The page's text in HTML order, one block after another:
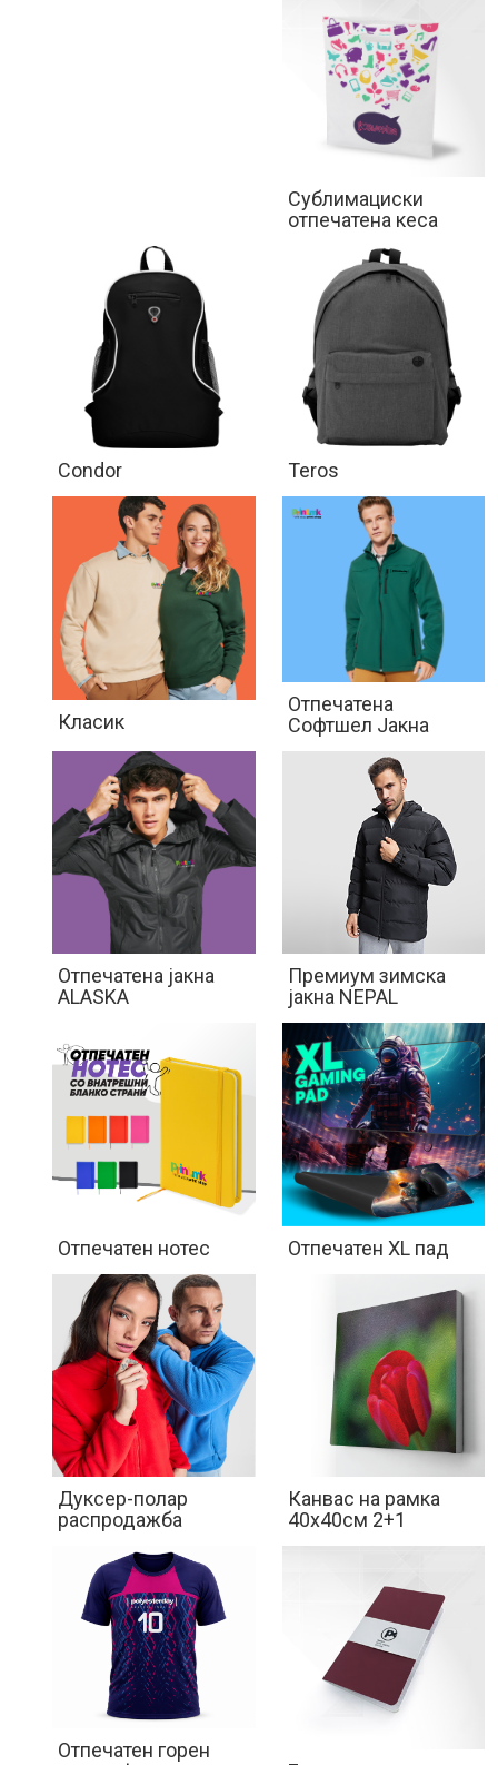
Сублимациски
отпечатена кеса
Condor Teros
Класик
Отпечатена
Софтшел Јакна
Отпечатена јакна
ALASKA
Премиум зимска
јакна NEPAL
Отпечатен нотес Отпечатен XL пад
Дуксер-полар
распродажба
Канвас на рамка
40х40см 2+1
Отпечатен горен